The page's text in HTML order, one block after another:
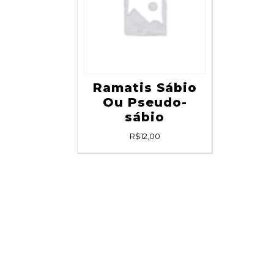
Ramatis Sábio
Ou Pseudo-
sábio
R$12,00